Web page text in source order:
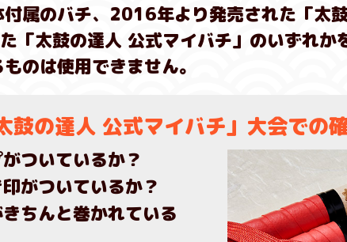
属のバチ、2016年より発売された「太
「太鼓の達人 公式マイバチ」のいずれか
のは使用できません。
鼓の達人 公式マイバチ」 大会での
ついているか？
がついているか？
ちんと巻かれている